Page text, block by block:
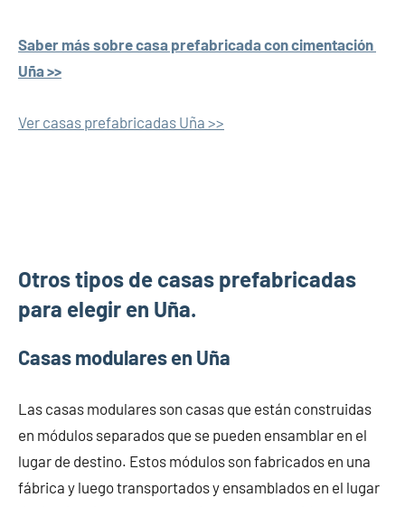
Saber más sobre casa prefabricada con cimentación
Uña >>
Ver casas prefabricadas Uña >>
Otros tipos de casas prefabricadas
para elegir en Uña.
Casas modulares en Uña
Las casas modulares son casas que están construidas
en módulos separados que se pueden ensamblar en el
lugar de destino. Estos módulos son fabricados en una
fábrica y luego transportados y ensamblados en el lugar